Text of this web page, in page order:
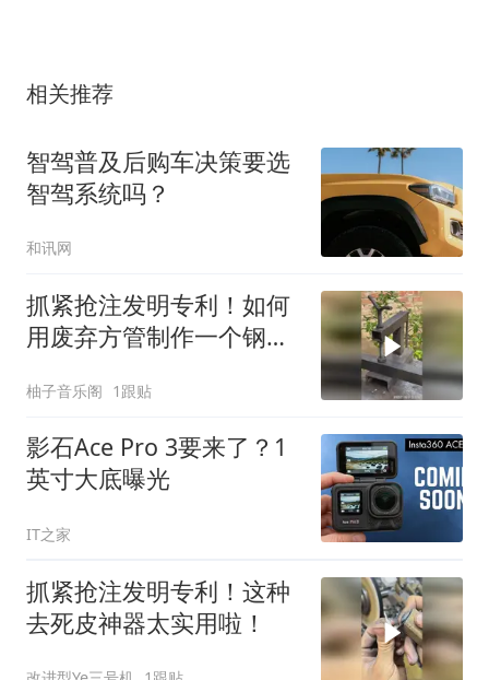
相关推荐
智驾普及后购车决策要选
智驾系统吗？
和讯网
抓紧抢注发明专利！如何
用废弃方管制作一个钢材
柚子音乐阁 1跟贴
影石Ace Pro 3要来了？1
英寸大底曝光
IT之家
抓紧抢注发明专利！这种
去死皮神器太实用啦！